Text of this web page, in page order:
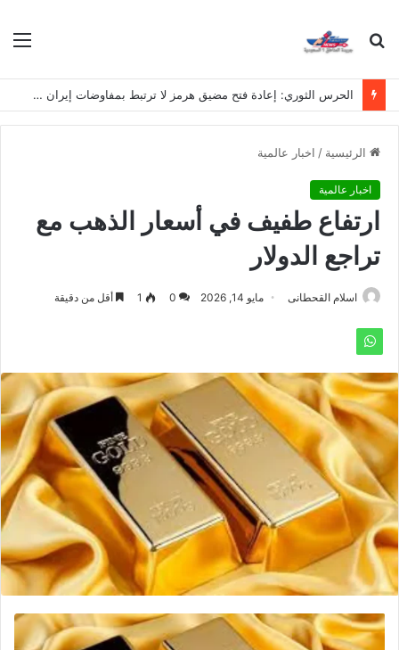
بحث
الحرس الثوري: إعادة فتح مضيق هرمز لا ترتبط بمفاوضات إيران وسلطنة عُمان
الرئيسية / اخبار عالمية
اخبار عالمية
ارتفاع طفيف في أسعار الذهب مع
تراجع الدولار
اسلام القحطانى مايو 14, 2026 0
1 أقل من دقيقة